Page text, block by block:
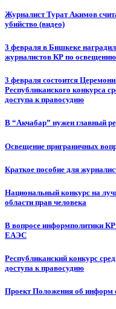
Журналист Турат Акимов
убийство (видео)
3 февраля в Бишкеке
журналистов КР по
3 февраля состоится
Республиканского конкурса
доступа к правосудию
В “Акчабар” нужен главный
Освещение приграничных
Краткое пособие для
Национальный конкурс на
области прав человека
В вопросе информполитики КР
ЕАЭС
Республиканский конкурс
доступа к правосудию
Проект Положения об информ